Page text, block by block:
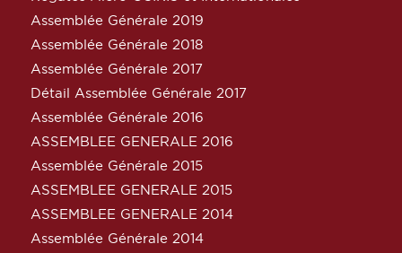
Assemblée Générale 2019
Assemblée Générale 2018
Assemblée Générale 2017
Détail Assemblée Générale 2017
Assemblée Générale 2016
ASSEMBLEE GENERALE 2016
Assemblée Générale 2015
ASSEMBLEE GENERALE 2015
ASSEMBLEE GENERALE 2014
Assemblée Générale 2014